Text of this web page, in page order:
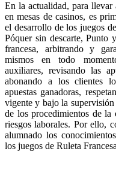
En la actualidad, para llevar
en mesas de casinos, es
el desarrollo de los juegos
Póquer sin descarte, Punto
francesa, arbitrando y
mismos en todo
auxiliares, revisando las
abonando a los clientes
apuestas ganadoras,
vigente y bajo la
de los procedimientos de
riesgos laborales. Por ello,
alumnado los
los juegos de Ruleta